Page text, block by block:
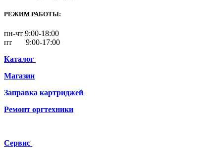
РЕЖИМ РАБОТЫ:
пн-чт 9:00-18:00
пт 9:00-17:00
Каталог
Магазин
Заправка картриджей
Ремонт оргтехники
Сервис